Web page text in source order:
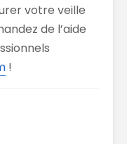
votre veille
de l’aide
!